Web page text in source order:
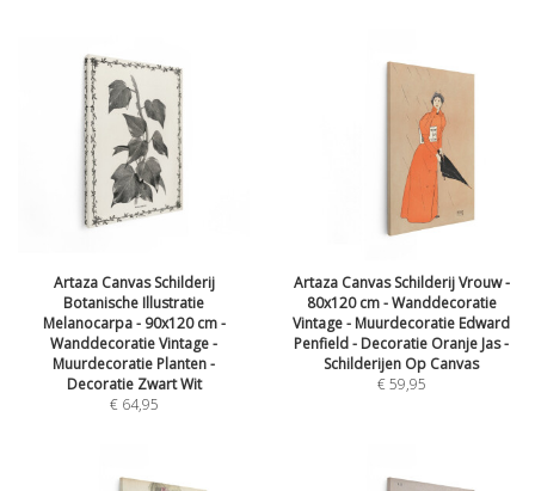
Artaza Canvas Schilderij
Botanische Illustratie
Melanocarpa - 90x120 cm -
Wanddecoratie Vintage -
Muurdecoratie Planten -
Decoratie Zwart Wit
€ 64,95
Artaza Canvas Schilderij Vrouw -
80x120 cm - Wanddecoratie
Vintage - Muurdecoratie Edward
Penfield - Decoratie Oranje Jas -
Schilderijen Op Canvas
€59,95